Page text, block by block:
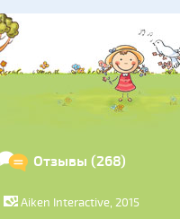
Отзывы (268)
Aiken Interactive, 2015